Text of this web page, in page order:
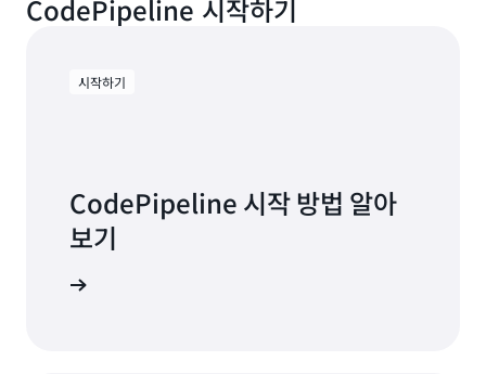
0.20 USD
CodePipeline 시작하기
시작하기
CodePipeline 시작 방법 알아
보기